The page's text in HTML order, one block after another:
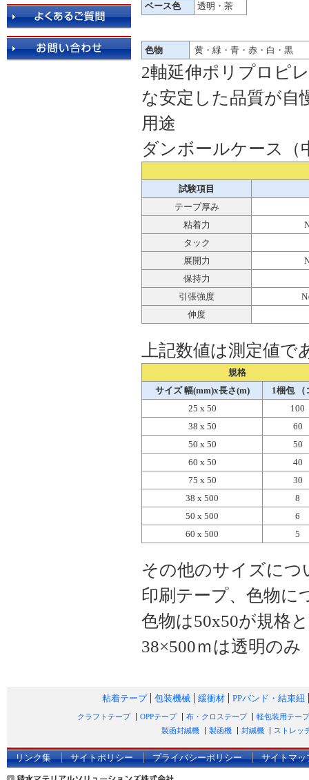
ベース色 透明・茶
色物 黄・緑・青・赤・白・黒
2軸延伸ポリプロピ
な安定した品質が自
用途
ダンボールケース（
試験項目
テープ厚み
粘着力
タック
展開力
保持力
引張強度
伸度
上記数値は測定値
規格
サイズ 幅(mm)x長さ(m)
1梱包 （
25 x 50
100
38 x 50
60
50 x 50
50
60 x 50
40
75 x 50
30
38 x 500
8
50 x 500
6
60 x 500
5
その他のサイズに
印刷テープ、色物に
色物は50x50が規格
38×500ｍは透明のみ
粘着テープ 包装機械 緩衝材 PPバンド・結束紐
クラフトテープ OPPテープ 布・クロステープ
軽包装用テープ
製函封緘機
製函機 封緘機 ストレッ
リンク集 サイトポリシー プライバシーポリシー サイトマッ